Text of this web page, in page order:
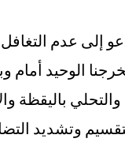
إلى عدم
الوحيد أمام
19، والتحلي باليقظة
وتشديد